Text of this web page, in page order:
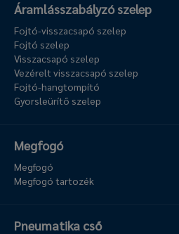
Áramlásszabályzó szelep
Fojtó-visszacsapó szelep
Fojtó szelep
Visszacsapó szelep
Vezérelt visszacsapó szelep
Fojtó-hangtompító
Gyorsleürítő szelep
Megfogó
Megfogó
Megfogó tartozék
Pneumatika cső